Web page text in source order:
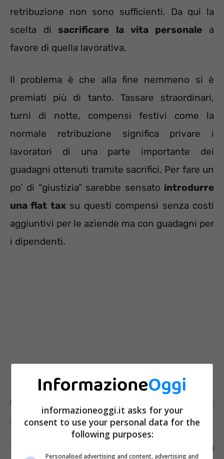
retribuzione non sono sufficienti. Da qui la
scelta di sacrificare la vita personalea
favore di quella lavorativa.
Il problema è che alla fine nemmeno si è
premiati più di tanto. Tassare straordinari,
turni di notte, compensi festivi come la
normale retribuzione significa privare i
lavoratori di una parte importante dei
guadagni ottenuti tramite sacrifici. Per fare un
po’ di “giustizia” sarebbe sensato introdurre
una flat taxsu questi compensi senza costi
aggiuntivi per le aziende ma con guadagni per
i dipendenti.
Come funzionerebbe la flat tax su
straordinari e compensi festivi
Tramite Riforma Fiscale il Governo potrebbe a
informazioneoggi.it asks for your
consent to use your personal data for the
following purposes:
Personalised advertising and content, advertising and